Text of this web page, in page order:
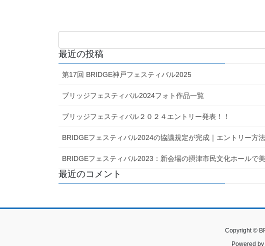
最近の投稿
第17回 BRIDGE神戸フェスティバル2025
ブリッジフェスティバル2024フォト作品一覧
ブリッジフェスティバル２０２４エントリー発表！！
BRIDGEフェスティバル2024の協議規定が完成｜エントリー方
BRIDGEフェスティバル2023：新会場の摂津市民文化ホールで
最近のコメント
Copyright ©
Powered by